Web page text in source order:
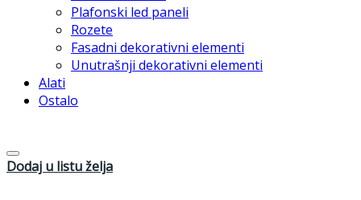
Plafonski led paneli
Rozete
Fasadni dekorativni elementi
Unutrašnji dekorativni elementi
Alati
Ostalo
Dodaj u listu želja